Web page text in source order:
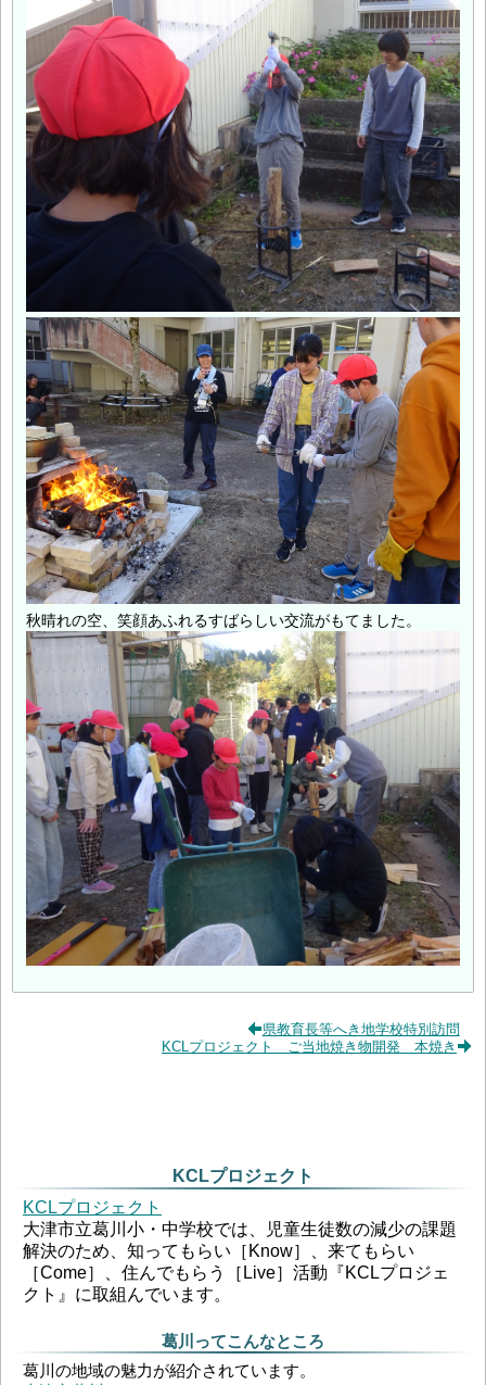
秋晴れの空、笑顔あふれるすばらしい交流がもてました。
県教育長等へき地学校特別訪問
KCLプロジェクト ご当地焼き物開発 本焼き
KCLプロジェクト
KCLプロジェクト
大津市立葛川小・中学校では、児童生徒数の減少の課題
解決のため、知ってもらい［Know］、来てもらい
［Come］、住んでもらう［Live］活動『KCLプロジェ
クト』に取組んでいます。
葛川ってこんなところ
葛川の地域の魅力が紹介されています。